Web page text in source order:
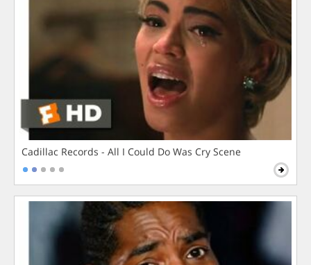
Cadillac Records - All I Could Do Was Cry Scene